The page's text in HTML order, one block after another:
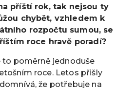
příští rok, tak nejsou ty
chybět, vzhledem k
rozpočtu sumou, se
roce hravě poradí?
to poměrně jednoduše
roce. Letos přišly
že potřebuje na